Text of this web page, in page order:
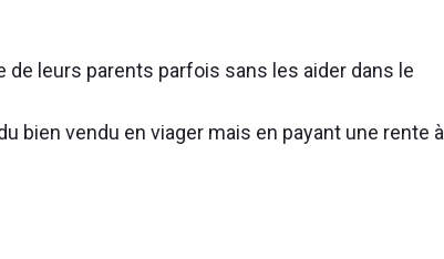
de leurs parents parfois sans les aider dans le
bien vendu en viager mais en payant une rente